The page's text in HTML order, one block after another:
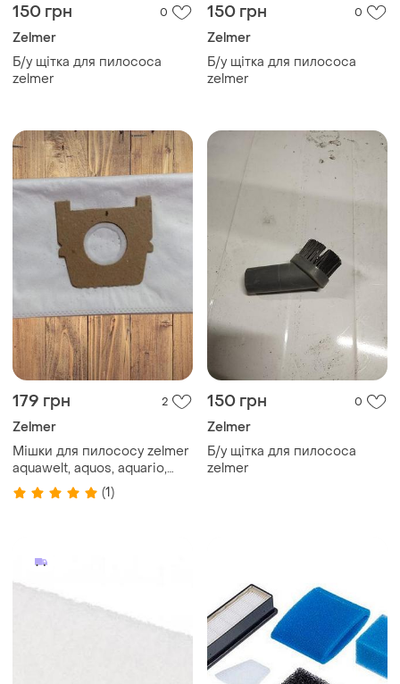
150 грн 0
Zelmer
Б/у щітка для пилососа
zelmer
150 грн 0
Zelmer
Б/у щітка для пилососа
zelmer
179 грн 2
Zelmer
Мішки для пилососу zelmer
aquawelt, aquos, aquario,
пилозбірник слон z-03 c-iii
(5 штук в упаковці)
(1)
150 грн 0
Zelmer
Б/у щітка для пилососа
zelmer